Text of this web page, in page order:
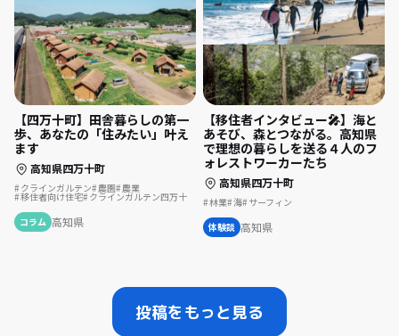
【四万十町】田舎暮らしの第一
歩、あなたの「住みたい」叶え
ます
高知県四万十町
クラインガルテン 農園 農業
移住者向け住宅 クラインガルテン四万十
コラム 高知県
【移住者インタビュー🎤】海と
あそび、森とつながる。高知県
で理想の暮らしを送る４人のフ
ォレストワーカーたち
高知県四万十町
林業 海 サーフィン
体験談 高知県
投稿をもっと見る